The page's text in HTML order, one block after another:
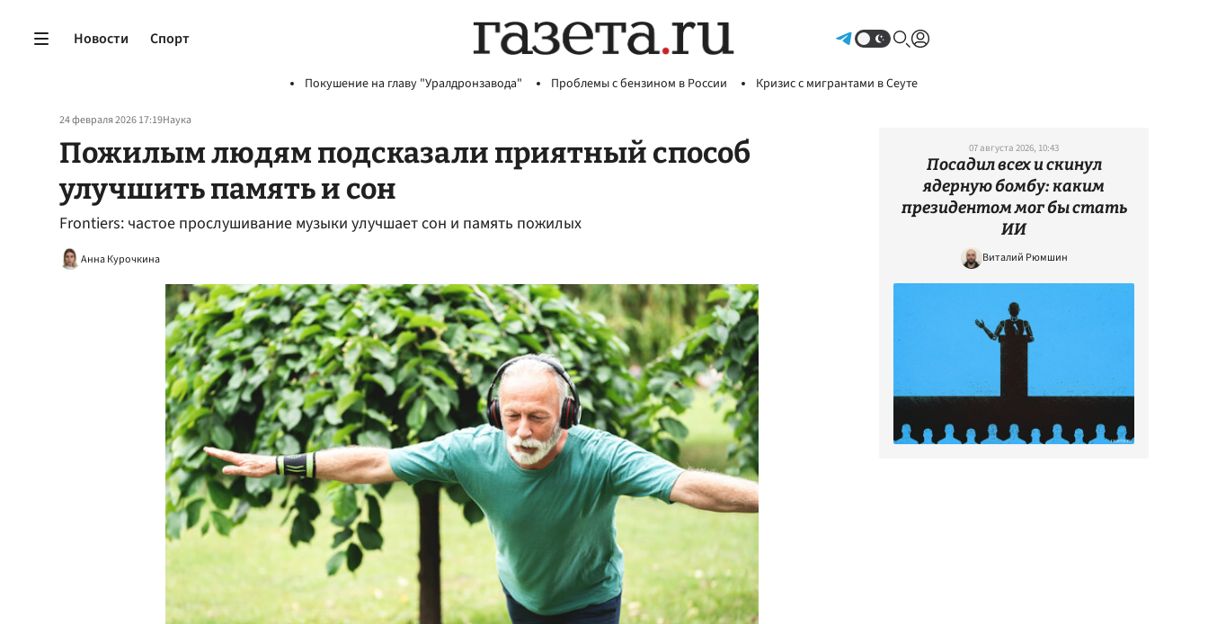
Новости Спорт
Покушение на главу "Уралдронзавода" Проблемы с бензином в России Кризис с мигрантами в Сеуте
24 февраля 2026 17:19Наука
Пожилым людям подсказали приятный способ
улучшить память и сон
Frontiers: частое прослушивание музыки улучшает сон и память пожилых
Анна Курочкина
07 августа 2026, 10:43
Посадил всех и скинул
ядерную бомбу: каким
президентом мог бы стать
ИИ
Виталий Рюмшин